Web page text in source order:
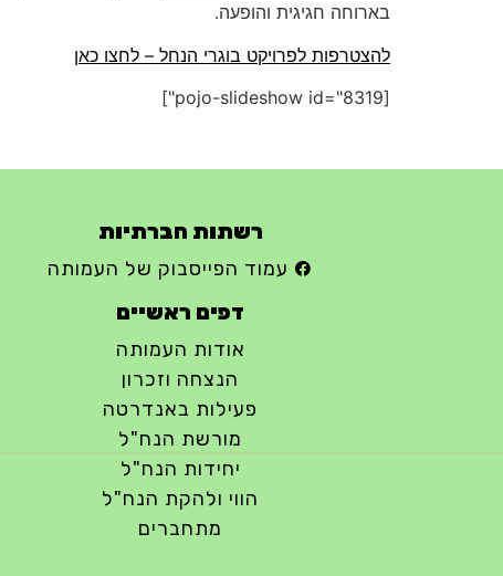
בארוחה חגיגית והופעה.
להצטרפות לפרויקט בוגרי הנחל – לחצו כאן
[pojo-slideshow id="8319"]
רשתות חברתיות
עמוד הפייסבוק של העמותה
דפים ראשיים
אודות העמותה
הנצחה וזכרון
פעילות באנדרטה
מורשת הנח"ל
יחידות הנח"ל
הווי ולהקת הנח"ל
מתחברים